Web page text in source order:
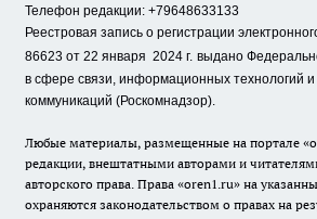
Телефон редакции: +79648633133
Реестровая запись о регистрации
86623 от 22 января 2024 г. выдано
в сфере связи, информационных технологий
коммуникаций (Роскомнадзор).
Любые материалы, размещенные на портале
редакции, внештатными авторами и
авторского права. Права «oren1.ru» на
охраняются законодательством о правах на